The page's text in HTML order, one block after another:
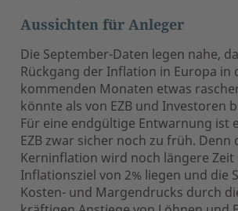
Aussichten für Anleger
Die September-Daten legen nahe,
Rückgang der Inflation in Europa in
kommenden Monaten etwas
könnte als von EZB und Investoren
Für eine endgültige Entwarnung ist
EZB zwar sicher noch zu früh. Denn
Kerninflation wird noch längere Zeit
Inflationsziel von 2% liegen und die
Kosten- und Margendrucks durch